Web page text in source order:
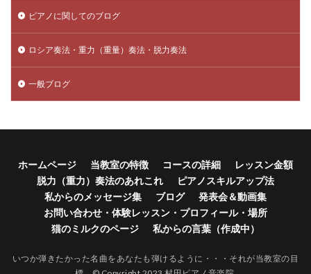
ピアノに関してのブログ
ロシア奏法・重力（重量）奏法・脱力奏法
一般ブログ
ホームページ 当教室の特徴 コースの詳細
レッスン金額
脱力（重力）奏法のあれこれ
ピアノスキルアップ法
私からのメッセージ集
ブログ
発表会＆動画集
お問い合わせ・体験レッスン・プロフィール・場所
猫のミルクのページ
私からの言葉（作成中）
いつか弾きたかった名曲をあなたも弾けるように・・・それが当教室の目